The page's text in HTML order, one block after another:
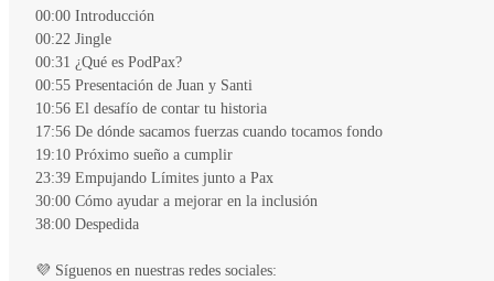
00:00 Introducción
00:22 Jingle
00:31 ¿Qué es PodPax?
00:55 Presentación de Juan y Santi
10:56 El desafío de contar tu historia
17:56 De dónde sacamos fuerzas cuando tocamos fondo
19:10 Próximo sueño a cumplir
23:39 Empujando Límites junto a Pax
30:00 Cómo ayudar a mejorar en la inclusión
38:00 Despedida
💜 Síguenos en nuestras redes sociales: